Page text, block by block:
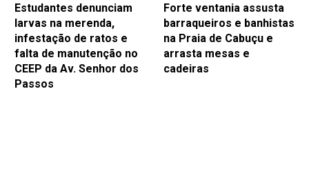
Estudantes denunciam
larvas na merenda,
infestação de ratos e
falta de manutenção no
CEEP da Av. Senhor dos
Passos
Forte ventania assusta
barraqueiros e banhistas
na Praia de Cabuçu e
arrasta mesas e
cadeiras